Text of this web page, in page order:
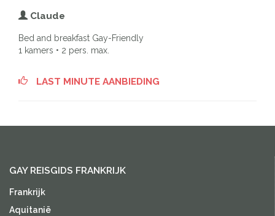
Claude
Bed and breakfast Gay-Friendly
1 kamers • 2 pers. max.
LAST MINUTE AANBIEDING
GAY REISGIDS FRANKRIJK
Frankrijk
Aquitanië